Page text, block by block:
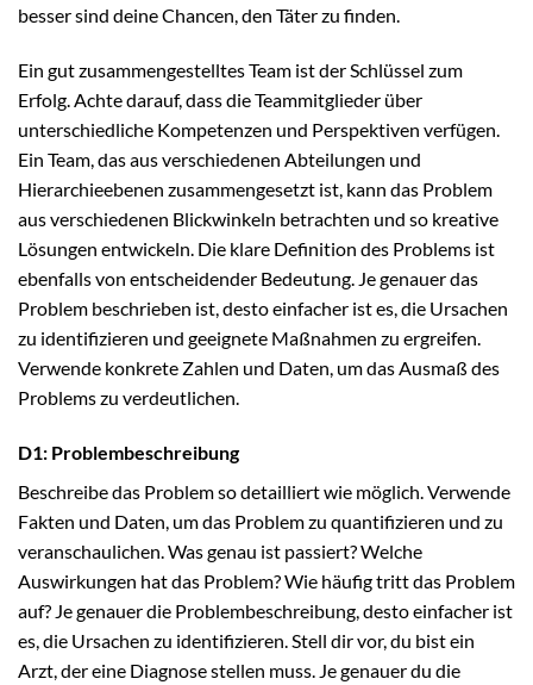
besser sind deine Chancen, den Täter zu finden.
Ein gut zusammengestelltes Team ist der Schlüssel zum
Erfolg. Achte darauf, dass die Teammitglieder über
unterschiedliche Kompetenzen und Perspektiven verfügen.
Ein Team, das aus verschiedenen Abteilungen und
Hierarchieebenen zusammengesetzt ist, kann das Problem
aus verschiedenen Blickwinkeln betrachten und so kreative
Lösungen entwickeln. Die klare Definition des Problems ist
ebenfalls von entscheidender Bedeutung. Je genauer das
Problem beschrieben ist, desto einfacher ist es, die Ursachen
zu identifizieren und geeignete Maßnahmen zu ergreifen.
Verwende konkrete Zahlen und Daten, um das Ausmaß des
Problems zu verdeutlichen.
D1: Problembeschreibung
Beschreibe das Problem so detailliert wie möglich. Verwende
Fakten und Daten, um das Problem zu quantifizieren und zu
veranschaulichen. Was genau ist passiert? Welche
Auswirkungen hat das Problem? Wie häufig tritt das Problem
auf? Je genauer die Problembeschreibung, desto einfacher ist
es, die Ursachen zu identifizieren. Stell dir vor, du bist ein
Arzt, der eine Diagnose stellen muss. Je genauer du die